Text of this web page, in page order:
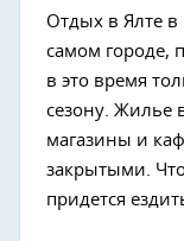
Отдых в Ялте в
самом городе,
в это время
сезону. Жилье
магазины и
закрытыми.
придется